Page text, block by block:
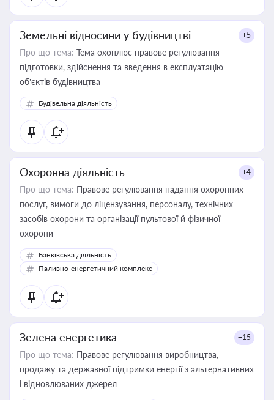
Земельні відносини у будівництві +5
Про що тема: Тема охоплює правове регулювання
підготовки, здійснення та введення в експлуатацію
об’єктів будівництва
Будівельна діяльність
Охоронна діяльність +4
Про що тема: Правове регулювання надання охоронних
послуг, вимоги до ліцензування, персоналу, технічних
засобів охорони та організації пультової й фізичної
охорони
Банківська діяльність
Паливно-енергетичний комплекс
Зелена енергетика +15
Про що тема: Правове регулювання виробництва,
продажу та державної підтримки енергії з альтернативних
і відновлюваних джерел